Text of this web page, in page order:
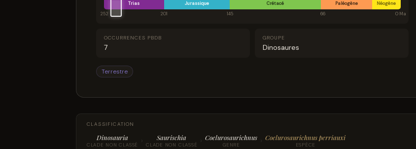
Trias Jurassique Crétacé Paléogène
Néogène
252
201 145 66 0 Ma
OCCURRENCES PBDB
7
GROUPE
Dinosaures
Terrestre
CLASSIFICATION
Dinosauria
CLADE NON CLASSÉ › Saurischia
CLADE NON CLASSÉ › Coelurosaurichnus
GENRE › Coelurosaurichnus perriauxi
ESPÈCE